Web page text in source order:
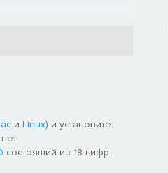
и Linux) и установите.
состоящий из 18 цифр